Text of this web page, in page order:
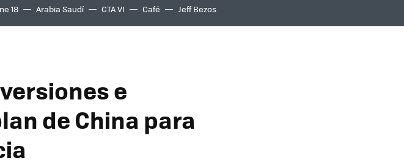
18 Arabia Saudí GTA VI Café Jeff Bezos
e
de China para